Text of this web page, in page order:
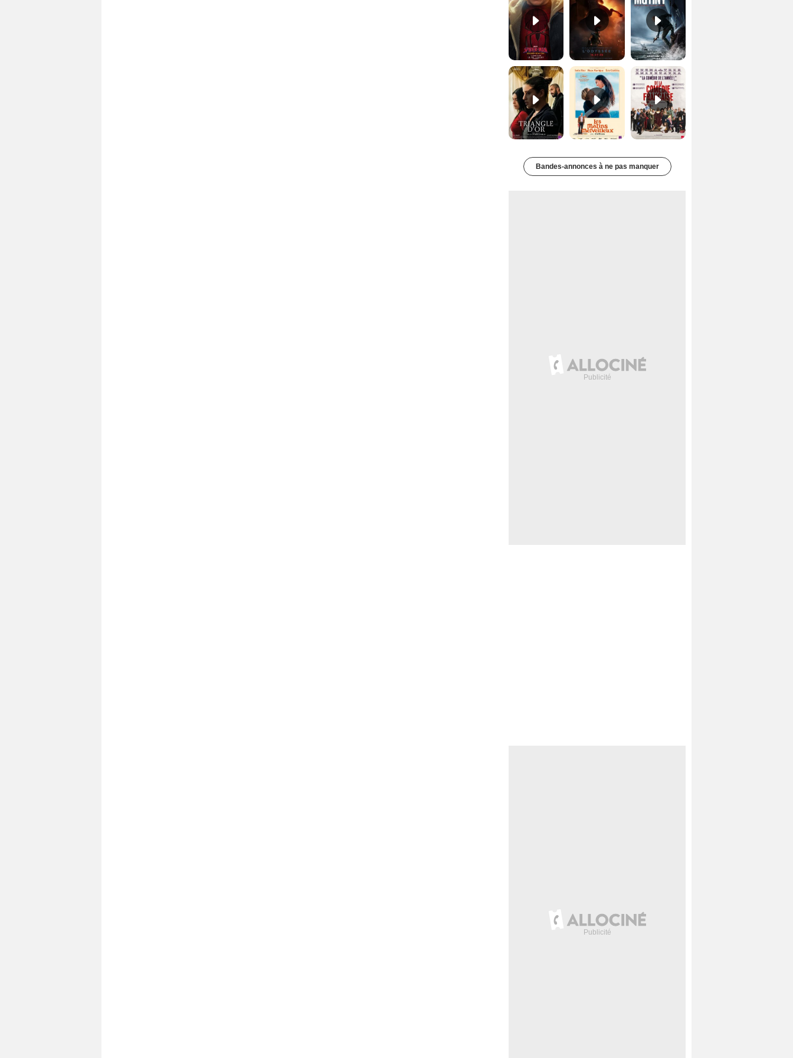
Les Matins merveilleux Bande-annonce VF De la Comédie-Française Teaser VF
Bandes-annonces à ne pas manquer